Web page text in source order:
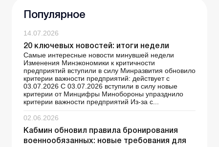
Популярное
14.07.2026
20 ключевых новостей: итоги недели
Самые интересные новости минувшей недели
Изменения Минэкономики к критичности
предприятий вступили в силу Минразвития обновило
критерии важности предприятий: действует с
03.07.2026 С 03.07.2026 вступили в силу новые
критерии от Минцифры Минобороны упразднило
критерии важности предприятий Из-за с...
02.06.2026
Кабмин обновил правила бронирования
военнообязанных: новые требования для